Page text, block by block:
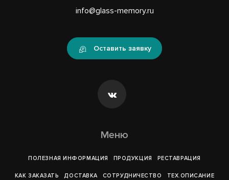
info@glass-memory.ru
Оставить заявку
Меню
ПОЛЕЗНАЯ ИНФОРМАЦИЯ ПРОДУКЦИЯ РЕСТАВРАЦИЯ
КАК ЗАКАЗАТЬ ДОСТАВКА СОТРУДНИЧЕСТВО ТЕХ.ОПИСАНИЕ